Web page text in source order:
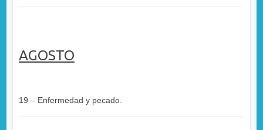
AGOSTO
19 – Enfermedad y pecado.